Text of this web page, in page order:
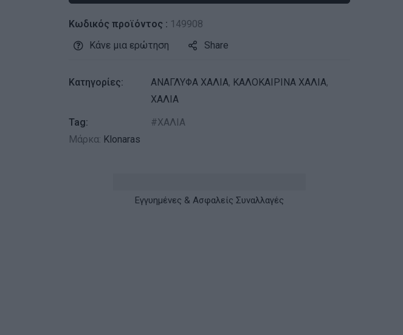
Κωδικός προϊόντος : 149908
Κάνε μια ερώτηση
Share
Κατηγορίες: ΑΝΑΓΛΥΦΑ ΧΑΛΙΑ, ΚΑΛΟΚΑΙΡΙΝΑ ΧΑΛΙΑ,
ΧΑΛΙΑ
Tag:
ΧΑΛΙΑ
Μάρκα: Klonaras
Εγγυημένες & Ασφαλείς Συναλλαγές